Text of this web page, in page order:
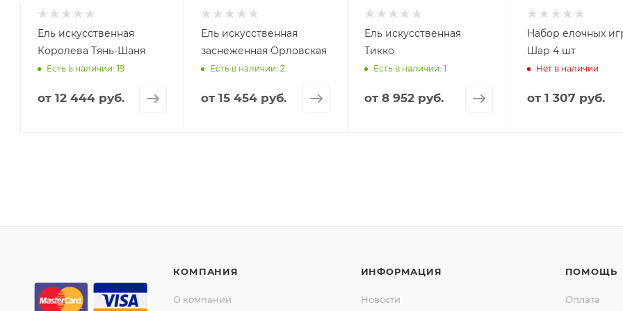
Ель искусственная
Королева Тянь-Шаня
Есть в наличии: 19
от 12 444 руб.
Ель искусственная
заснеженная Орловская
Есть в наличии: 2
от 15 454 руб.
Ель искусственная
Тикко
Есть в наличии: 1
от 8 952 руб.
Набор елочных
Шар 4 шт
Нет в наличии
от1 307 руб.
КОМПАНИЯ
О компании
ИНФОРМАЦИЯ
Новости
ПОМОЩЬ
Оплата